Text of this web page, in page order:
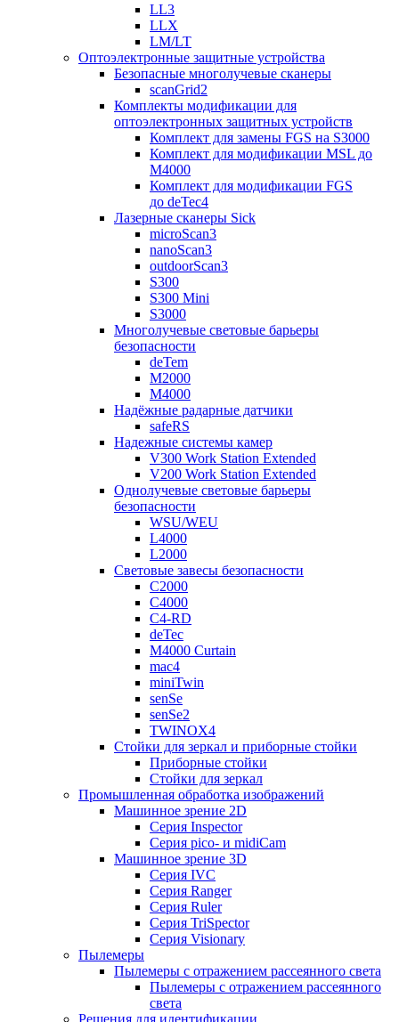
LL3
LLX
LM/LT
Оптоэлектронные защитные устройства
Безопасные многолучевые сканеры
scanGrid2
Комплекты модификации для
оптоэлектронных защитных устройств
Комплект для замены FGS на S3000
Комплект для модификации MSL до
M4000
Комплект для модификации FGS
до deTec4
Лазерные сканеры Sick
microScan3
nanoScan3
outdoorScan3
S300
S300 Mini
S3000
Многолучевые световые барьеры
безопасности
deTem
M2000
M4000
Надёжные радарные датчики
safeRS
Надежные системы камер
V300 Work Station Extended
V200 Work Station Extended
Однолучевые световые барьеры
безопасности
WSU/WEU
L4000
L2000
Световые завесы безопасности
C2000
C4000
C4-RD
deTec
M4000 Curtain
mac4
miniTwin
senSe
senSe2
TWINOX4
Стойки для зеркал и приборные стойки
Приборные стойки
Стойки для зеркал
Промышленная обработка изображений
Машинное зрение 2D
Серия Inspector
Серия pico- и midiCam
Машинное зрение 3D
Серия IVC
Серия Ranger
Серия Ruler
Серия TriSpector
Серия Visionary
Пылемеры
Пылемеры с отражением рассеянного света
Пылемеры с отражением рассеянного
света
Решения для идентификации